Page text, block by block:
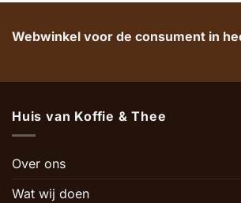
Webwinkel voor de consument in
Huis van Koffie & Thee
Over ons
Wat wij doen